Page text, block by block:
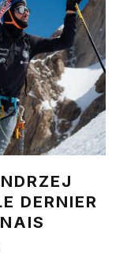
DERNIER